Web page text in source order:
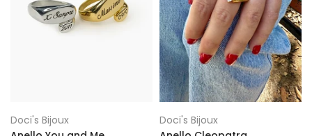
Doci's Bijoux
Doci's Bijoux